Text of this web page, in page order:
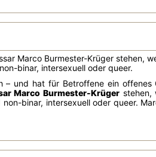
Marco Burmester-Krüger stehen,
binar, intersexuell oder queer.
– und hat für Betroffene ein offenes
Marco Burmester-Krügerstehen,
binar, intersexuell oder queer.